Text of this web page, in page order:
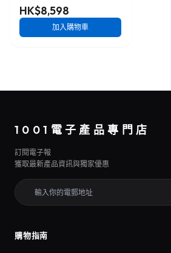
HK$8,598
加入購物車
1001電子產品專門店
訂閱電子報
獲取最新產品資訊與獨家優惠
購物指南